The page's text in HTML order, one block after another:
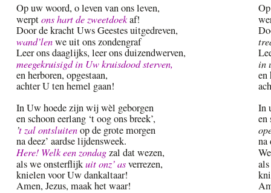
Op uw woord, o leven van ons leven,
werptons hart de zweetdoekaf!
Door de kracht Uws Geestes uitgedreven,
wand’lenwe uit ons zondengraf
Leer ons daaglijks, leer ons duizendwerven,
meegekruisigd in Uw kruisdood sterven,
en herboren, opgestaan,
achter U ten hemel gaan!
In Uw hoede zijn wij wèl geborgen
en schoon eerlang ‘t oog ons breek’,
’t zal ontsluitenop de grote morgen
na deez’ aardse lijdensweek.
Here! Welk een zondagzal dat wezen,
als we onsterflijkuit onz’ asverrezen,
knielen voor Uw dankaltaar!
Amen, Jezus, maak het waar!
in
en
In
en
na